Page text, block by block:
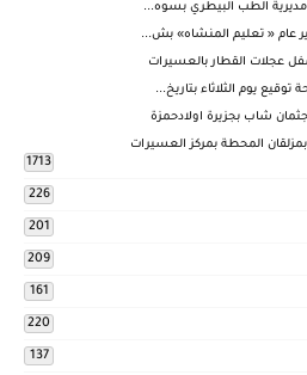
مديرية الطب البيطري بسوه...
عام « تعليم المنشاه» بش...
عجلات القطار بالعسيرات
يوم الثلاثاء بتاريخ...
شاب بجزيرة اولادحمزة
المحطة بمركز العسيرات
1713
226
201
209
161
220
137